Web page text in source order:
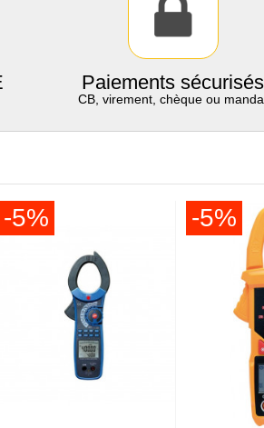
Paiements sécurisés
CB, virement, chèque ou
-5% -5%